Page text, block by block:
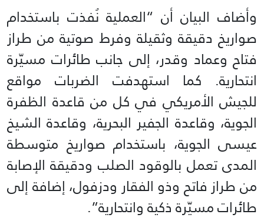
وأضاف البيان أن “العملية نُفذت باستخدام
صواريخ دقيقة وثقيلة وفرط صوتية من طراز
فتاح وعماد وقدر، إلى جانب طائرات مسيّرة
انتحارية. كما استهدفت الضربات مواقع
للجيش الأمريكي في كل من قاعدة الظفرة
الجوية، وقاعدة الجفير البحرية، وقاعدة الشيخ
عيسى الجوية، باستخدام صواريخ متوسطة
المدى تعمل بالوقود الصلب ودقيقة الإصابة
من طراز فاتح وذو الفقار ودزفول، إضافة إلى
طائرات مسيّرة ذكية وانتحارية”.